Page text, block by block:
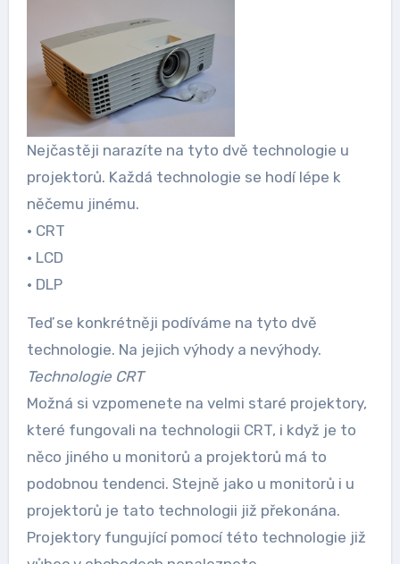
Nejčastěji narazíte na tyto dvě technologie u
projektorů. Každá technologie se hodí lépe k
něčemu jinému.
· CRT
· LCD
· DLP
Teď se konkrétněji podíváme na tyto dvě
technologie. Na jejich výhody a nevýhody.
Technologie CRT
Možná si vzpomenete na velmi staré projektory,
které fungovali na technologii CRT, i když je to
něco jiného u monitorů a projektorů má to
podobnou tendenci. Stejně jako u monitorů i u
projektorů je tato technologii již překonána.
Projektory fungující pomocí této technologie již